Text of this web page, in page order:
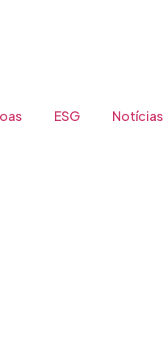
ESG Notícias